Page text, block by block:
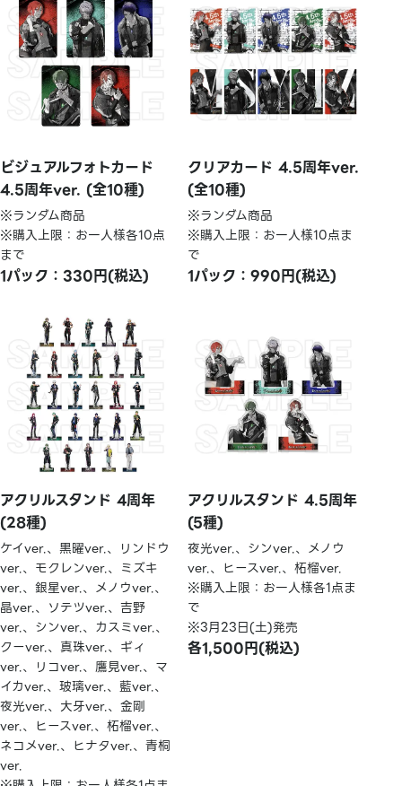
ビジュアルフォトカード
4.5周年ver. (全10種)
※ランダム商品
※購入上限：お一人様各10点
まで
1パック：330円(税込)
クリアカード 4.5周年ver.
(全10種)
※ランダム商品
※購入上限：お一人様10点ま
で
1パック：990円(税込)
アクリルスタンド 4周年
(28種)
ケイver.、黒曜ver.、リンドウ
ver.、モクレンver.、ミズキ
ver.、銀星ver.、メノウver.、
晶ver.、ソテツver.、吉野
ver.、シンver.、カスミver.、
クーver.、真珠ver.、ギィ
ver.、リコver.、鷹見ver.、マ
イカver.、玻璃ver.、藍ver.、
夜光ver.、大牙ver.、金剛
ver.、ヒースver.、柘榴ver.、
ネコメver.、ヒナタver.、青桐
ver.
アクリルスタンド 4.5周年
(5種)
夜光ver.、シンver.、メノウ
ver.、ヒースver.、柘榴ver.
※購入上限：お一人様各1点ま
で
※3月23日(土)発売
各1,500円(税込)